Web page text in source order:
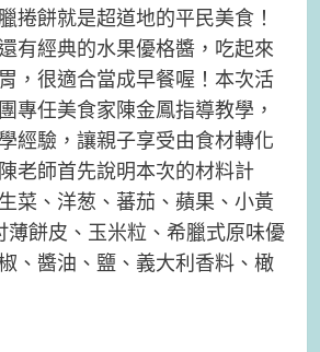
捲餅就是超道地的平民美食！
有經典的水果優格醬，吃起來
，很適合當成早餐喔！本次活
專任美食家陳金鳳指導教學，
經驗，讓親子享受由食材轉化
老師首先說明本次的材料計
菜、洋葱、蕃茄、蘋果、小黃
薄餅皮、玉米粒、希臘式原味優
、醬油、鹽、義大利香料、橄